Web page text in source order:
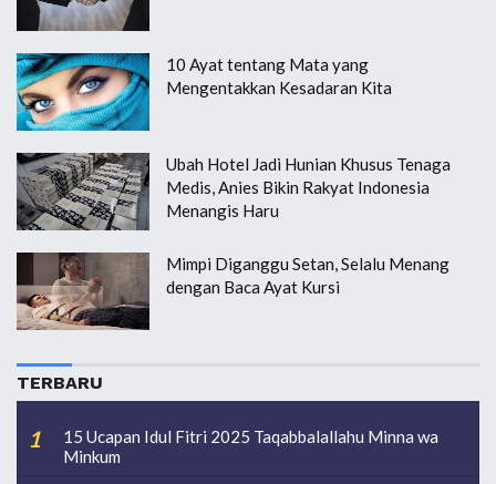
10 Ayat tentang Mata yang
Mengentakkan Kesadaran Kita
Ubah Hotel Jadi Hunian Khusus Tenaga
Medis, Anies Bikin Rakyat Indonesia
Menangis Haru
Mimpi Diganggu Setan, Selalu Menang
dengan Baca Ayat Kursi
TERBARU
15 Ucapan Idul Fitri 2025 Taqabbalallahu Minna wa
Minkum